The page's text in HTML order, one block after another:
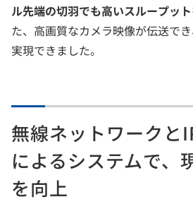
ル先端の切羽でも高いスループット
た、高画質なカメラ映像が伝送で
実現できました。
無線ネットワークと
によるシステムで、
を向上